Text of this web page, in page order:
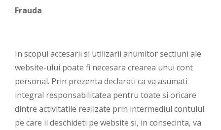
Frauda
In scopul accesarii si utilizarii anumitor sectiuni ale
website-ului poate fi necesara crearea unui cont
personal. Prin prezenta declarati ca va asumati
integral responsabilitatea pentru toate si oricare
dintre activitatile realizate prin intermediul contului
pe care il deschideti pe website si, in consecinta, va